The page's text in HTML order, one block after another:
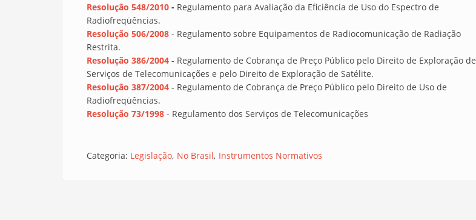
Resolução 548/2010 - Regulamento para Avaliação da Eficiência de Uso do Espectro de
Radiofreqüências.
Resolução 506/2008 - Regulamento sobre Equipamentos de Radiocomunicação de Radiação
Restrita.
Resolução 386/2004 - Regulamento de Cobrança de Preço Público pelo Direito de Exploração de
Serviços de Telecomunicações e pelo Direito de Exploração de Satélite.
Resolução 387/2004 - Regulamento de Cobrança de Preço Público pelo Direito de Uso de
Radiofreqüências.
Resolução 73/1998 - Regulamento dos Serviços de Telecomunicações
Categoria: Legislação No Brasil Instrumentos Normativos